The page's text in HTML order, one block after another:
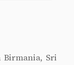
Sri